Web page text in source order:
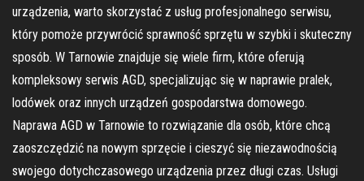
urządzenia, warto skorzystać z usług profesjonalnego serwisu,
który pomoże przywrócić sprawność sprzętu w szybki i skuteczny
sposób. W Tarnowie znajduje się wiele firm, które oferują
kompleksowy serwis AGD, specjalizując się w naprawie pralek,
lodówek oraz innych urządzeń gospodarstwa domowego.
Naprawa AGD w Tarnowie to rozwiązanie dla osób, które chcą
zaoszczędzić na nowym sprzęcie i cieszyć się niezawodnością
swojego dotychczasowego urządzenia przez długi czas. Usługi